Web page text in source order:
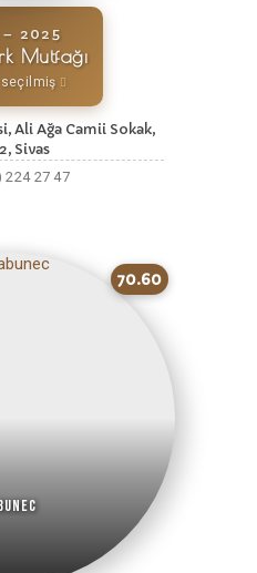
2025
Mutfağı
Ali Ağa Camii Sokak,
Sivas
224 27 47
70.60